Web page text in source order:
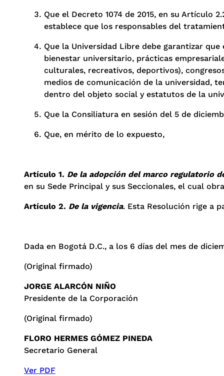
Que el Decreto 1074 de 2015, en su Artículo
establece que los responsables del
Que la Universidad Libre debe garantizar
bienestar universitario, prácticas
culturales, recreativos, deportivos),
medios de comunicación de la universidad,
dentro del objeto social y estatutos de la
Que la Consiliatura en sesión del 5 de
Que, en mérito de lo expuesto,
Artículo 1. De la adopción del marco regulatorio
en su Sede Principal y sus Seccionales, el cual
Artículo 2. De la vigencia. Esta Resolución rige a
Dada en Bogotá D.C., a los 6 días del mes de
(Original firmado)
JORGE ALARCÓN NIÑO
Presidente de la Corporación
(Original firmado)
FLORO HERMES GÓMEZ PINEDA
Secretario General
Ver PDF